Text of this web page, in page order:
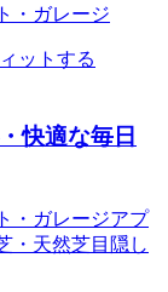
・ガレージ
快適な毎日
・ガレージアプ
・天然芝目隠し